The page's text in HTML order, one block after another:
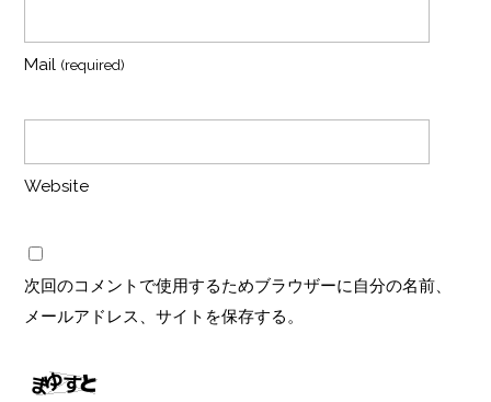
Mail (required)
Website
次回のコメントで使用するためブラウザーに自分の名前、
メールアドレス、サイトを保存する。